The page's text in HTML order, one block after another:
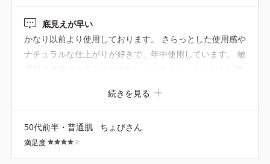
底見えが早い
かなり以前より使用しております。 さらっとした使用感や
ナチュラルな仕上がりが好きで、年中使用しています。 敏
に感じ、すぐに底見えしてしまいます。 底見えしてからは
縁をくるくるしながら使うのですがそれが軽くストレス。
続きを見る
50代前半・普通肌 ちょびさん
満足度